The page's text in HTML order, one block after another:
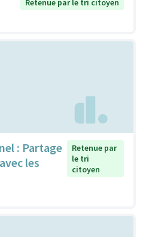
Retenue par le tri citoyen
: Partage
les
Retenue par
le tri
citoyen